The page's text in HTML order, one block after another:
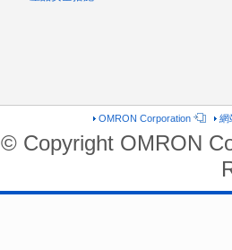
OMRON Corporation 網
© Copyright OMRON